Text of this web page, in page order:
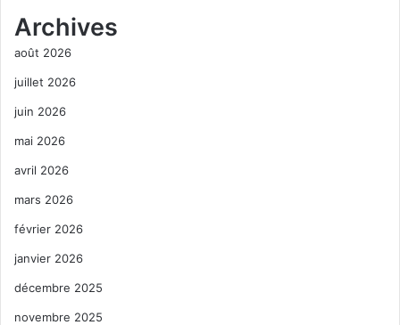
Archives
août 2026
juillet 2026
juin 2026
mai 2026
avril 2026
mars 2026
février 2026
janvier 2026
décembre 2025
novembre 2025